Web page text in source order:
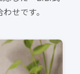
せです。